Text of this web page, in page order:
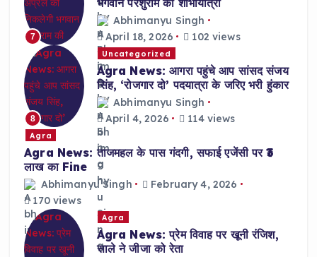
7
भगवान परशुराम की शोभायात्रा
Abhimanyu Singh
April 18, 2026
102 views
8
Uncategorized
Agra News: आगरा पहुंचे आप सांसद संजय
सिंह, ‘रोजगार दो’ पदयात्रा के जरिए भरी हुंकार
Abhimanyu Singh
April 4, 2026
114 views
Agra
Agra News: ताजमहल के पास गंदगी, सफाई एजेंसी पर ₹3
लाख का Fine
Abhimanyu Singh
February 4, 2026
170 views
Agra
Agra News: प्रेम विवाह पर खूनी रंजिश,
साले ने जीजा को रेता